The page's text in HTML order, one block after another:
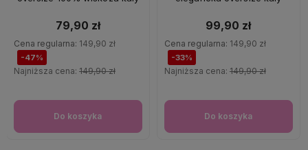
79,90 zł
Cena regularna: 149,90 zł
-47%
Najniższa cena:149,90 zł
Do koszyka
99,90 zł
Cena regularna: 149,90 zł
-33%
Najniższa cena: 149,90 zł
Do koszyka